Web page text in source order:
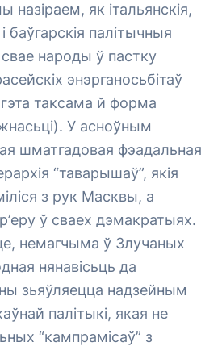
як італьянскія,
баўгарскія палітычныя
народы ў пастку
энэрганосьбітаў
таксама й форма
У асноўным
шматгадовая фэадальная
“таварышаў”, якія
з рук Масквы, а
ў сваех дэмакратыях.
немагчыма ў Злучаных
нянавісьць да
зьяўляецца надзейным
палітыкі, якая не
“кампрамісаў” з